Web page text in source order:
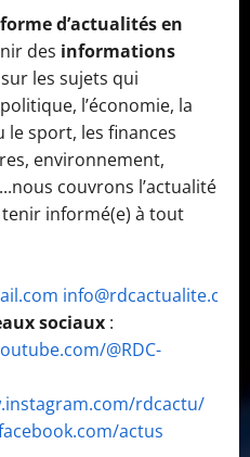
d’actualités en
des informations
sur les sujets qui
l’économie, la
sport, les finances
environnement,
couvrons l’actualité
informé(e) à tout
info@rdcactualite.com
sociaux :
@RDC-
rdcactu/
actus